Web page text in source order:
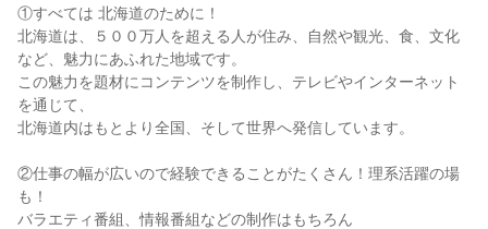
①すべては 北海道のために！
北海道は、５００万人を超える人が住み、自然や観光、食、文化
など、魅力にあふれた地域です。
この魅力を題材にコンテンツを制作し、テレビやインターネット
を通じて、
北海道内はもとより全国、そして世界へ発信しています。
②仕事の幅が広いので経験できることがたくさん！理系活躍の場
も！
バラエティ番組、情報番組などの制作はもちろん